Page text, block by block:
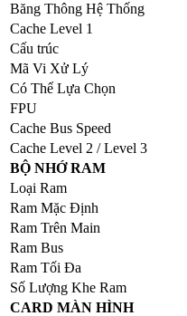
Băng Thông Hệ Thống
Cache Level 1
Cấu trúc
Mã Vi Xử Lý
Có Thể Lựa Chọn
FPU
Cache Bus Speed
Cache Level 2 / Level 3
BỘ NHỚ RAM
Loại Ram
Ram Mặc Định
Ram Trên Main
Ram Bus
Ram Tối Đa
Số Lượng Khe Ram
CARD MÀN HÌNH